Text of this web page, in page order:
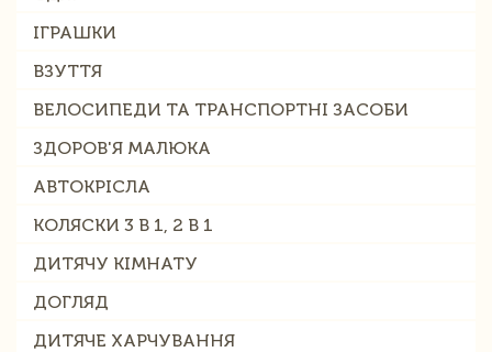
ІГРАШКИ
ВЗУТТЯ
ВЕЛОСИПЕДИ ТА ТРАНСПОРТНІ ЗАСОБИ
ЗДОРОВ'Я МАЛЮКА
АВТОКРІСЛА
КОЛЯСКИ 3 В 1, 2 В 1
ДИТЯЧУ КІМНАТУ
ДОГЛЯД
ДИТЯЧЕ ХАРЧУВАННЯ